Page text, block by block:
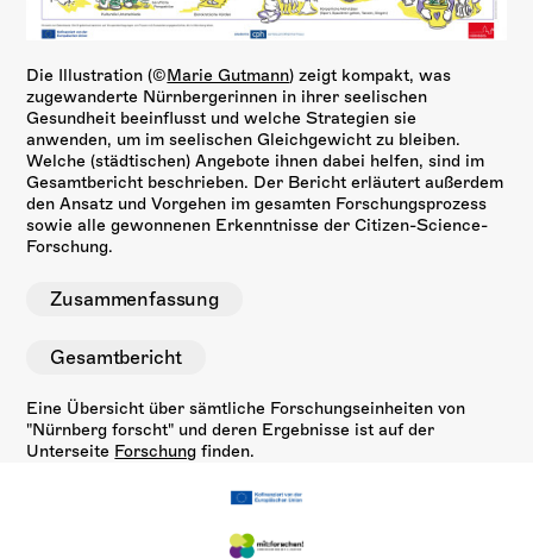
Die Illustration (©Marie Gutmann)zeigt kompakt, was
zugewanderte Nürnbergerinnen in ihrer seelischen
Gesundheit beeinflusst und welche Strategien sie
anwenden, um im seelischen Gleichgewicht zu bleiben.
Welche(städtischen) Angebote ihnen dabei helfen, sind im
Gesamtbericht beschrieben. Der Berichterläutert außerdem
den Ansatz und Vorgehen im gesamten Forschungsprozess
sowie alle gewonnenen Erkenntnisse der Citizen-Science-
Forschung.
Zusammenfassung
Gesamtbericht
Eine Übersicht über sämtliche Forschungseinheiten von
"Nürnberg forscht" und deren Ergebnisse ist auf der
Unterseite Forschung finden.